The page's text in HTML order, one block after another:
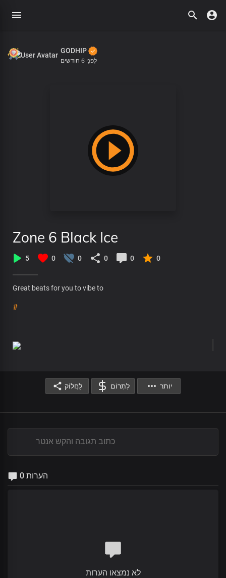
GODHIP
לִפנֵי 6 חודשים
Zone 6 Black Ice
5 0 0 0 0 0
Great beats for you to vibe to
#
לַחֲלוֹק לִתְרוֹם יותר
0 הערות
לא נמצאו הערות